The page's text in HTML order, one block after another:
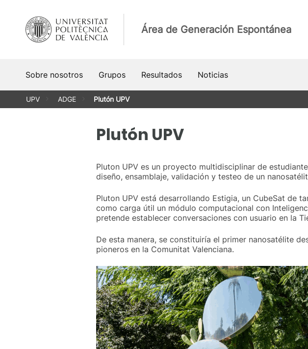
contenido
Área de Generación Espontánea
Sobre nosotros Grupos Resultados Noticias
UPV ADGE Plutón UPV
Plutón UPV
Pluton UPV es un proyecto multidisciplinar de
diseño, ensamblaje, validación y testeo de un
Pluton UPV está desarrollando Estigia, un CubeSat de
como carga útil un módulo computacional con
pretende establecer conversaciones con usuario en la
De esta manera, se constituiría el primer nanosatélite
pioneros en la Comunitat Valenciana.